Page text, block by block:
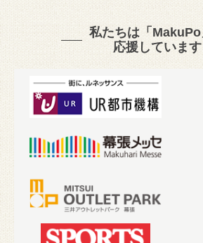
私たちは「MakuPo
応援しています